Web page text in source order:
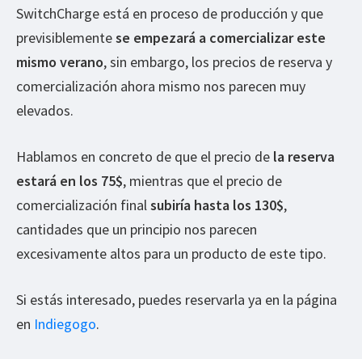
SwitchCharge está en proceso de producción y que
previsiblementese empezará a comercializar este
mismo verano, sin embargo, los precios de reserva y
comercialización ahora mismo nos parecen muy
elevados.
Hablamos en concreto de que el precio de la reserva
estará en los 75$, mientras que el precio de
comercialización finalsubiría hasta los 130$,
cantidades que un principio nos parecen
excesivamente altos para un producto de este tipo.
Si estás interesado, puedes reservarla ya en la página
en Indiegogo.